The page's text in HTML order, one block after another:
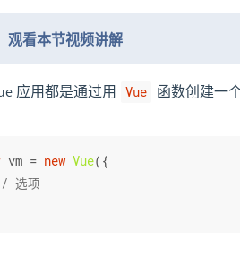
观看本节视频讲解
应用都是通过用 Vue 函数创建一
vm = new Vue({
选项